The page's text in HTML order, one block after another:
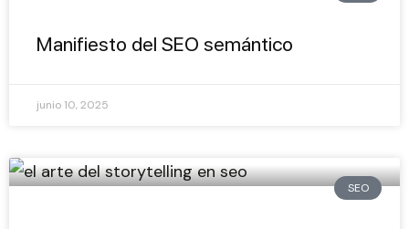
Manifiesto del SEO semántico
junio 10, 2025
SEO